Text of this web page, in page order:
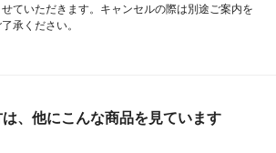
ていただきます。キャンセルの際は別途ご案内を
承ください。
、他にこんな商品を見ています